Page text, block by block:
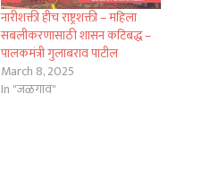
नारीशक्ती हीच राष्ट्रशक्ती – महिला
सबलीकरणासाठी शासन कटिबद्ध –
पालकमंत्री गुलाबराव पाटील
March 8, 2025
In "जळगाव"